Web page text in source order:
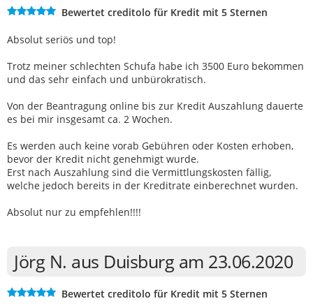
Bewertet creditolo für Kredit mit 5 Sternen
Absolut seriös und top!
Trotz meiner schlechten Schufa habe ich 3500 Euro bekommen
und das sehr einfach und unbürokratisch.
Von der Beantragung online bis zur Kredit Auszahlung dauerte
es bei mir insgesamt ca. 2 Wochen.
Es werden auch keine vorab Gebühren oder Kosten erhoben,
bevor der Kredit nicht genehmigt wurde.
Erst nach Auszahlung sind die Vermittlungskosten fällig,
welche jedoch bereits in der Kreditrate einberechnet wurden.
Absolut nur zu empfehlen!!!!
Jörg N. aus Duisburg am 23.06.2020
Bewertet creditolo für Kredit mit 5 Sternen